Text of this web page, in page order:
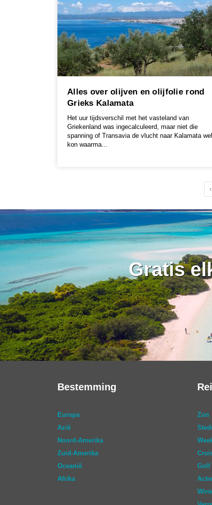
Alles over olijven en olijfolie rond
Grieks Kalamata
Het uur tijdsverschil met het vasteland van
Griekenland was ingecalculeerd, maar niet die
spanning of Transavia de vlucht naar Kalamata wel
kon waarma...
‹
Gratis
Bestemming
Europa
Azië
Noord-Amerika
Zuid-Amerika
Oceanië
Afrika
Zon
Golf